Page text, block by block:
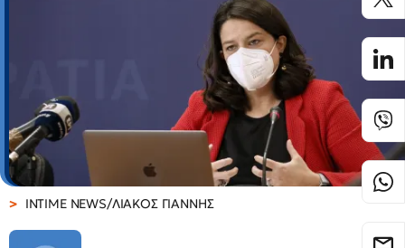
INTIME NEWS/ΛΙΑΚΟΣ ΓΙΑΝΝΗΣ